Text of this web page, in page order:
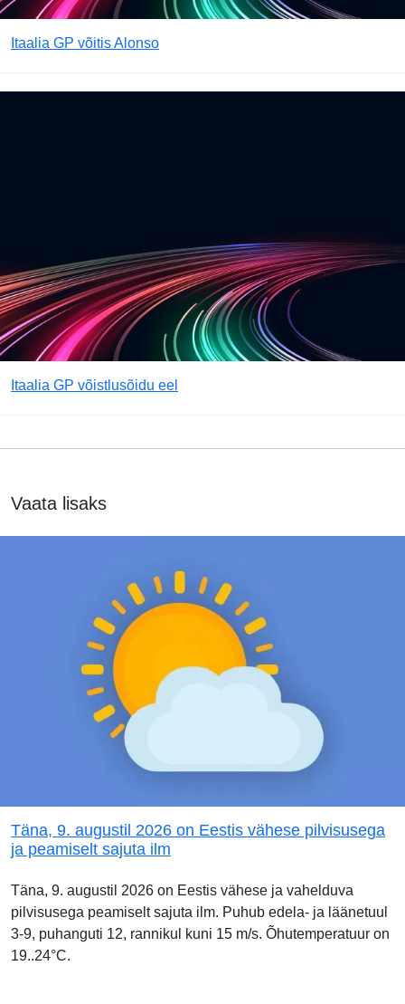
Itaalia GP võitis Alonso
Itaalia GP võistlusõidu eel
Vaata lisaks
Täna, 9. augustil 2026 on Eestis vähese pilvisusega
ja peamiselt sajuta ilm
Täna, 9. augustil 2026 on Eestis vähese ja vahelduva
pilvisusega peamiselt sajuta ilm. Puhub edela- ja läänetuul
3-9, puhanguti 12, rannikul kuni 15 m/s. Õhutemperatuur on
19..24°C.